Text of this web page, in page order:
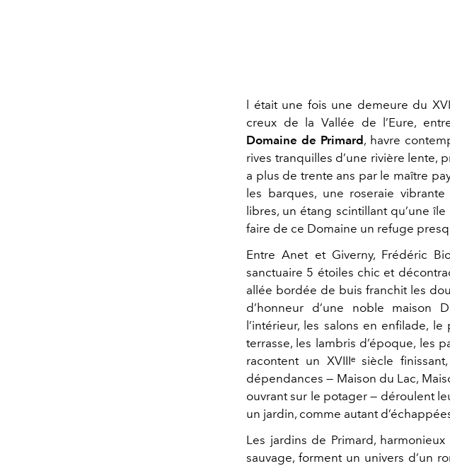
l était une fois une demeure du
creux de la Vallée de l’Eure,
Domaine de Primard, havre
rives tranquilles d’une rivière lente,
a plus de trente ans par le maître
les barques, une roseraie
libres, un étang scintillant qu’une
faire de ce Domaine un refuge
Entre Anet et Giverny, Frédéric
sanctuaire 5 étoiles chic et
allée bordée de buis franchit les
d’honneur d’une noble maison
l’intérieur, les salons en enfilade,
terrasse, les lambris d’époque, les
racontent un XVIIIᵉ siècle
dépendances — Maison du Lac,
ouvrant sur le potager — déroulent
un jardin, comme autant
Les jardins de Primard,
sauvage, forment un univers d’un